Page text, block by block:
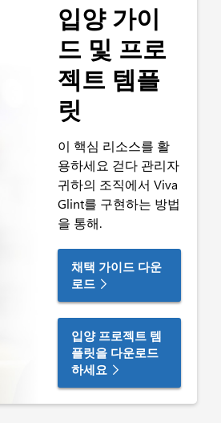
입양 가이
드 및 프로
젝트 템플
릿
이 핵심 리소스를 활
용하세요 걷다 관리자
귀하의 조직에서 Viva
Glint를 구현하는 방법
을 통해.
채택 가이드 다운
로드
입양 프로젝트 템
플릿을 다운로드
하세요